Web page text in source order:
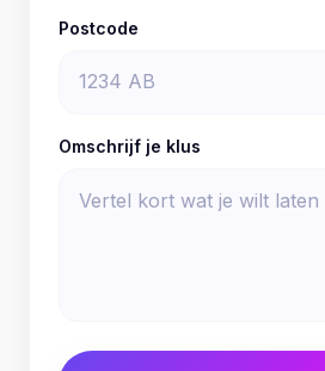
Postcode
Omschrijf je klus